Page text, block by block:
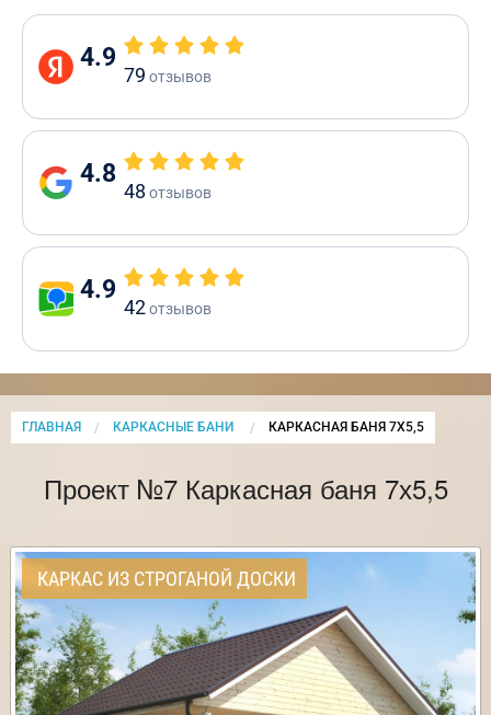
4.9
79 отзывов
4.8
48 отзывов
4.9
42отзывов
ГЛАВНАЯ КАРКАСНЫЕ БАНИ CURRENT:
КАРКАСНАЯ БАНЯ 7Х5,5
Проект №7 Каркасная баня 7х5,5
КАРКАС ИЗ СТРОГАНОЙ ДОСКИ